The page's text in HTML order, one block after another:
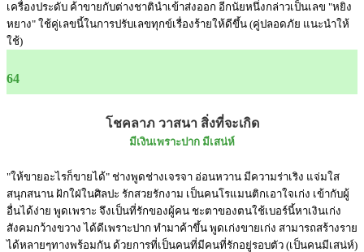
เครื่องประดับ ค้าขายกับต่างชาตินำเข้าส่งออก อีกนัยหนึ่งกล่าวเป็นเลข "หยิง
หยาง" ใช้คู่เลขนี้ในการปรับเลขทุกข์เรื่องร้ายให้ดีขึ้น (คู่ปลอดภัย แนะนำให้
ใช้)
64
โชคลาภ วาสนา สิ่งที่จะเกิด
มีเงินเพราะปาก มีเสน่ห์
"ให้ขายอะไรก็ขายได้" ช่างพูดช่างเจรจา อ่อนหวาน มีความร่าเริง แจ่มใส
สนุกสนาน ฝักใฝ่ในศิลปะ รักสวยรักงาม เป็นคนโรแมนติกเอาใจเก่ง เข้ากับผู้
อื่นได้ง่าย พูดเพราะ จึงเป็นที่รักของผู้คน ชะตาของตนใช้เบอร์นี้หาเงินเก่ง
สังคมกว้างขวาง ได้ดีเพราะปาก ทำมาค้าขึ้น พูดเก่งขายเก่ง สามารถสร้างราย
ได้หลายๆทางพร้อมกัน ด้วยการที่เป็นคนที่มีคนที่รักอยู่รอบตัว (เป็นคนมีเสน่ห์)